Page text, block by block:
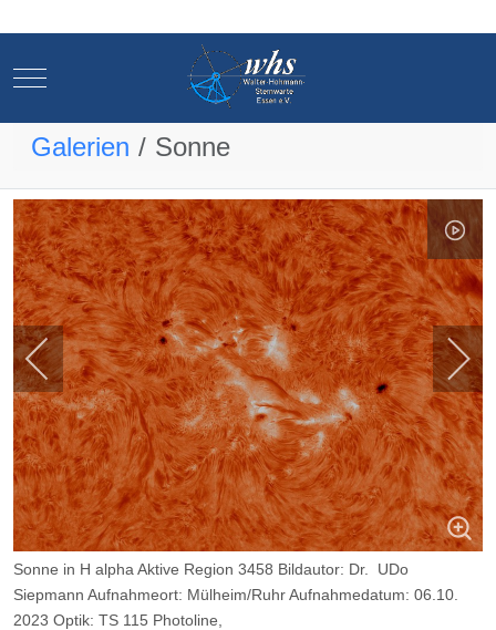
Mobile Menu Toggle
Galerien Sonne
Sonne in H alpha Aktive Region 3458 Bildautor: Dr. UDo
Siepmann Aufnahmeort: Mülheim/Ruhr Aufnahmedatum: 06.10.
2023 Optik: TS 115 Photoline,